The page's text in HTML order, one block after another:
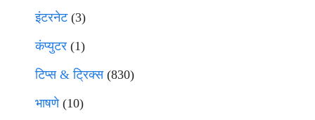
इंटरनेट(3)
कंप्युटर (1)
टिप्स & ट्रिक्स(830)
भाषणे(10)